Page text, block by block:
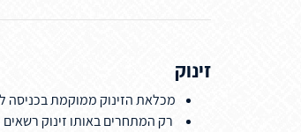
זינוק
מכלאת הזינוק ממוקמת
רק המתחרים באותו זינוק